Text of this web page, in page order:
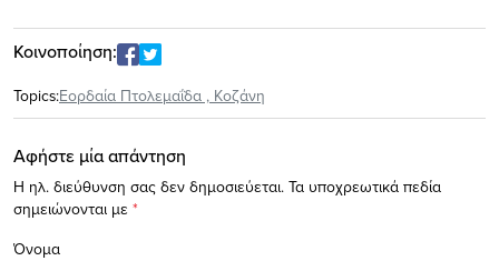
Κοινοποίηση:
Topics:Εορδαία Πτολεμαΐδα , Κοζάνη
Αφήστε μία απάντηση
Η ηλ. διεύθυνση σας δεν δημοσιεύεται. Τα υποχρεωτικά πεδία
σημειώνονται με *
Όνομα